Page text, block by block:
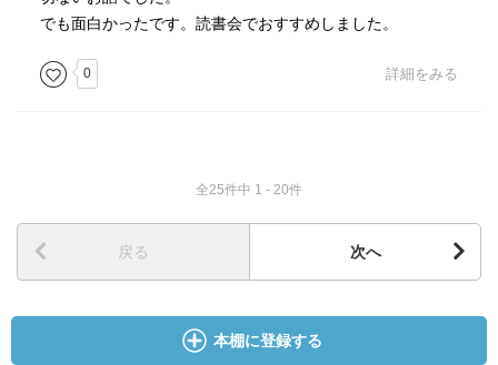
でも面白かったです。読書会でおすすめしました。
0 詳細をみる
全25件中 1 - 20件
戻る 次へ
本棚に登録する